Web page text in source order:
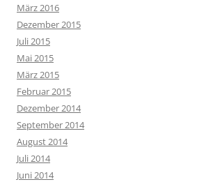
März 2016
Dezember 2015
Juli 2015
Mai 2015
März 2015
Februar 2015
Dezember 2014
September 2014
August 2014
Juli 2014
Juni 2014